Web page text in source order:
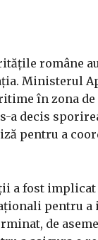
române
Ministerul
în zona de
a decis
pentru a
a fost
pentru a
de